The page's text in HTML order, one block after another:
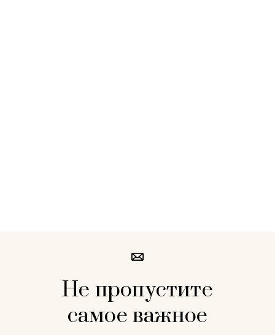
Не пропустите
самое важное